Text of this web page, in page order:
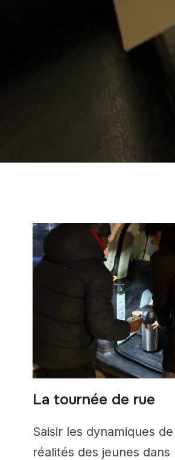
La tournée de rue
Saisir les dynamiques
réalités des jeunes